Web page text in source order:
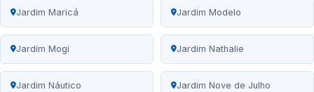
Jardim Maricá Jardim Modelo
Jardim Mogi Jardim Nathalie
Jardim Náutico Jardim Nove de Julho